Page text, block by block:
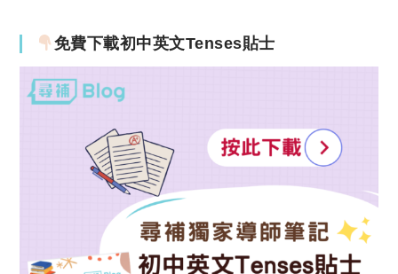
免費下載初中英文Tenses貼士